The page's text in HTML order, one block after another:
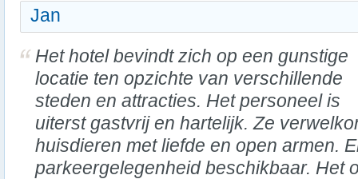
Jan
Het hotel bevindt zich op een gunstige
locatie ten opzichte van verschillende
steden en attracties. Het personeel is
uiterst gastvrij en hartelijk. Ze
huisdieren met liefde en open armen.
parkeergelegenheid beschikbaar. Het